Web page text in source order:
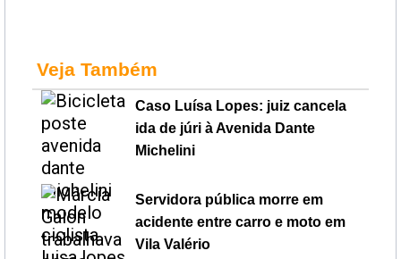
Veja Também
Caso Luísa Lopes: juiz cancela
ida de júri à Avenida Dante
Michelini
Servidora pública morre em
acidente entre carro e moto em
Vila Valério